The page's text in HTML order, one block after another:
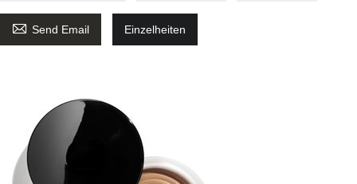
 Send Email Einzelheiten